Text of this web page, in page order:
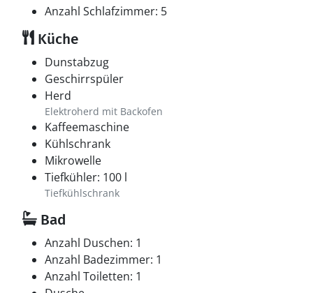
Anzahl Schlafzimmer: 5
Küche
Dunstabzug
Geschirrspüler
Herd
Elektroherd mit Backofen
Kaffeemaschine
Kühlschrank
Mikrowelle
Tiefkühler: 100 l
Tiefkühlschrank
Bad
Anzahl Duschen: 1
Anzahl Badezimmer: 1
Anzahl Toiletten: 1